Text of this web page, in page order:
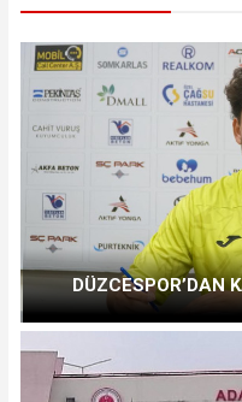
DÜZCESPOR’DAN